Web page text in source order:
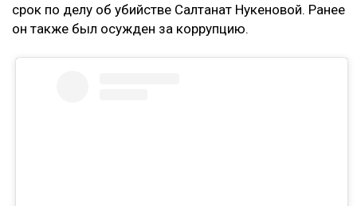
срок по делу об убийстве Салтанат Нукеновой. Ранее
он также был осужден за коррупцию.